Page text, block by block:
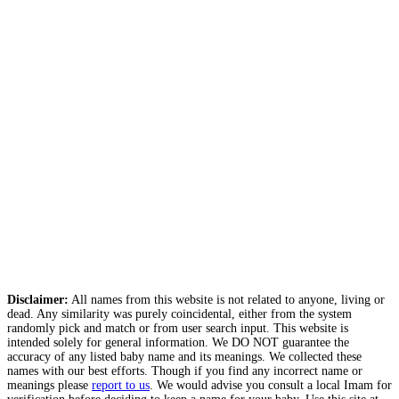
Disclaimer: All names from this website is not related to anyone, living or
dead. Any similarity was purely coincidental, either from the system
randomly pick and match or from user search input. This website is
intended solely for general information. We DO NOT guarantee the
accuracy of any listed baby name and its meanings. We collected these
names with our best efforts. Though if you find any incorrect name or
meanings please report to us . We would advise you consult a local Imam for